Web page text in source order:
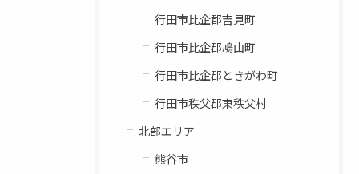
行田市比企郡吉見町
行田市比企郡鳩山町
行田市比企郡ときがわ町
行田市秩父郡東秩父村
北部エリア
熊谷市